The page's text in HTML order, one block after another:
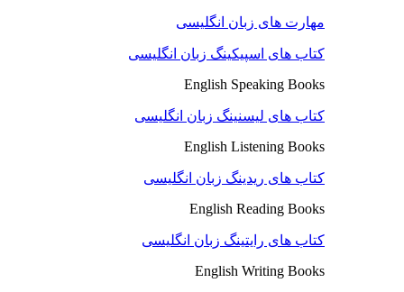
مهارت های زبان انگلیسی
کتاب های اسپیکینگ زبان انگلیسی
English Speaking Books
کتاب های لیسنینگ زبان انگلیسی
English Listening Books
کتاب های ریدینگ زبان انگلیسی
English Reading Books
کتاب های رایتینگ زبان انگلیسی
English Writing Books